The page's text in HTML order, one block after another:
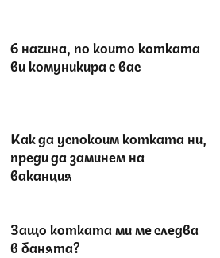
6 начина, по които котката
ви комуникира с вас
Как да успокоим котката ни,
преди да заминем на
ваканция
Защо котката ми ме следва
в банята?